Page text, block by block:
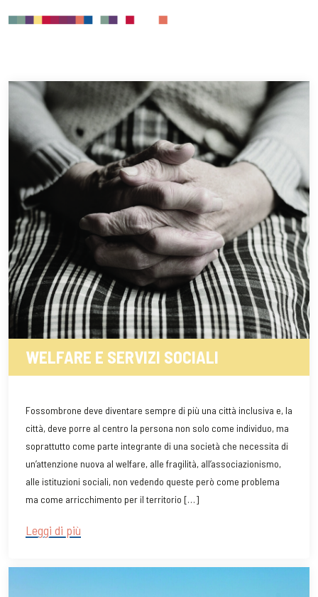
WELFARE E SERVIZI SOCIALI
Fossombrone deve diventare sempre di più una città inclusiva e, la
città, deve porre al centro la persona non solo come individuo, ma
soprattutto come parte integrante di una società che necessita di
un’attenzione nuova al welfare, alle fragilità, all’associazionismo,
alle istituzioni sociali, non vedendo queste però come problema
ma come arricchimento per il territorio […]
Leggi di più